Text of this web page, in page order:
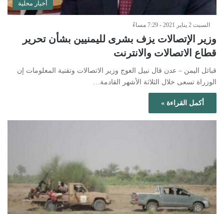
أخبار محلية
السبت 2 يناير 2021 - 7:29 مساءً
وزير الإتصالات يزف بشرى لليمنيين بشأن تحرير
قطاع الاتصالات والانترنت
قبائل اليمن – عدن قال نبيل العوج وزير الاتصالات وتقنية المعلومات إن
الوزراة تسعى خلال الثلاثة الأشهر القادمة…
أكمل القراءة »